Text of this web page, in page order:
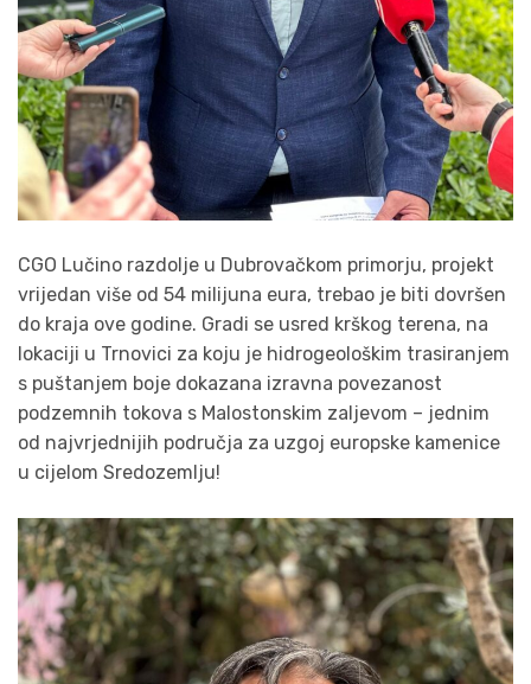
CGO Lučino razdolje u Dubrovačkom primorju, projekt
vrijedan više od 54 milijuna eura, trebao je biti dovršen
do kraja ove godine. Gradi se usred krškog terena, na
lokaciji u Trnovici za koju je hidrogeološkim trasiranjem
s puštanjem boje dokazana izravna povezanost
podzemnih tokova s Malostonskim zaljevom – jednim
od najvrjednijih područja za uzgoj europske kamenice
u cijelom Sredozemlju!